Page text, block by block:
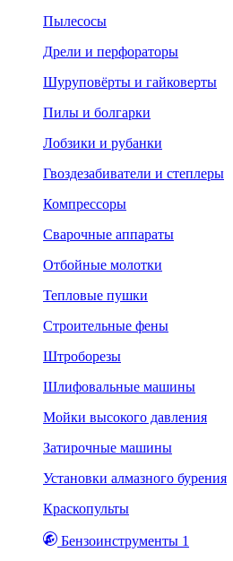
Пылесосы
Дрели и перфораторы
Шуруповёрты и гайковерты
Пилы и болгарки
Лобзики и рубанки
Гвоздезабиватели и степлеры
Компрессоры
Сварочные аппараты
Отбойные молотки
Тепловые пушки
Строительные фены
Штроборезы
Шлифовальные машины
Мойки высокого давления
Затирочные машины
Установки алмазного бурения
Краскопульты
Бензоинструменты 1